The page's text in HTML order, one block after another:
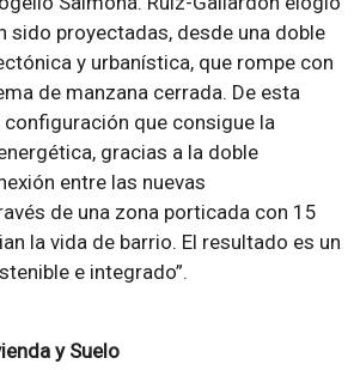
sido proyectadas, desde una doble
y urbanística, que rompe con
de manzana cerrada. De esta
configuración que consigue la
gracias a la doble
entre las nuevas
de una zona porticada con 15
la vida de barrio. El resultado es un
e integrado”.
y Suelo